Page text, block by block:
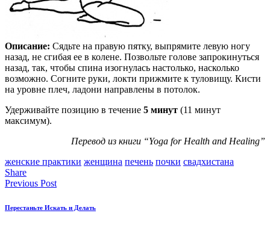
Описание: Сядьте на правую пятку, выпрямите левую ногу
назад, не сгибая ее в колене. Позвольте голове запрокинуться
назад, так, чтобы спина изогнулась настолько, насколько
возможно. Согните руки, локти прижмите к туловищу. Кисти
на уровне плеч, ладони направлены в потолок.
Удерживайте позицию в течение 5 минут (11 минут
максимум).
Перевод из книги “Yoga for Health and Healing”
женские практики женщина печень почки свадхистана
Share
Previous Post
Перестаньте Искать и Делать